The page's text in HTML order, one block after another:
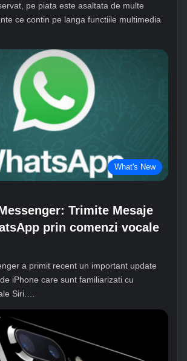
pe piata este asaltata de multe
ce contin pe langa functiile multimedia
What's New
Trimite Mesaje
prin comenzi vocale
a primit recent un important update
iPhone care sunt familiarizati cu
Siri.…